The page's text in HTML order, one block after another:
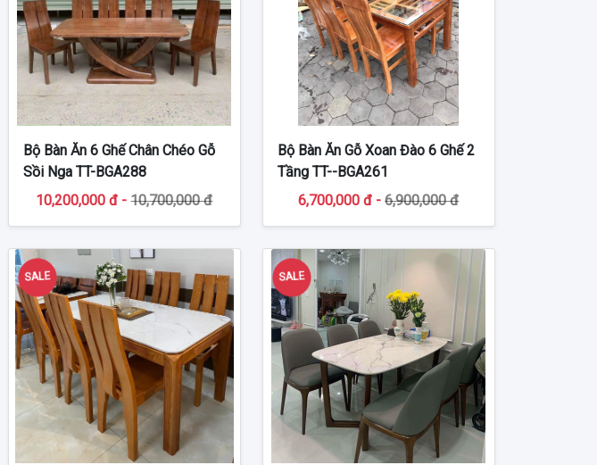
Bộ Bàn Ăn 6 Ghế Chân Chéo Gỗ
Sồi Nga TT-BGA288
10,200,000 đ -10,700,000 đ
Bộ Bàn Ăn Gỗ Xoan Đào 6 Ghế 2
Tầng TT--BGA261
6,700,000 đ -6,900,000 đ
SALE SALE